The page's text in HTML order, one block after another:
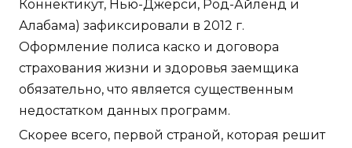
Коннектикут, Нью-Джерси, Род-Айленд и
Алабама) зафиксировали в 2012 г.
Оформление полиса каско и договора
страхования жизни и здоровья заемщика
обязательно, что является существенным
недостатком данных программ.
Скорее всего, первой страной, которая решит